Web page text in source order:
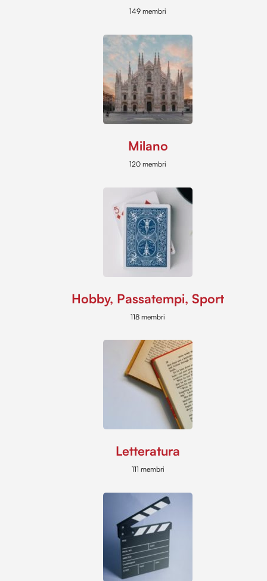
149 membri
Milano
120 membri
Hobby, Passatempi, Sport
118 membri
Letteratura
111 membri